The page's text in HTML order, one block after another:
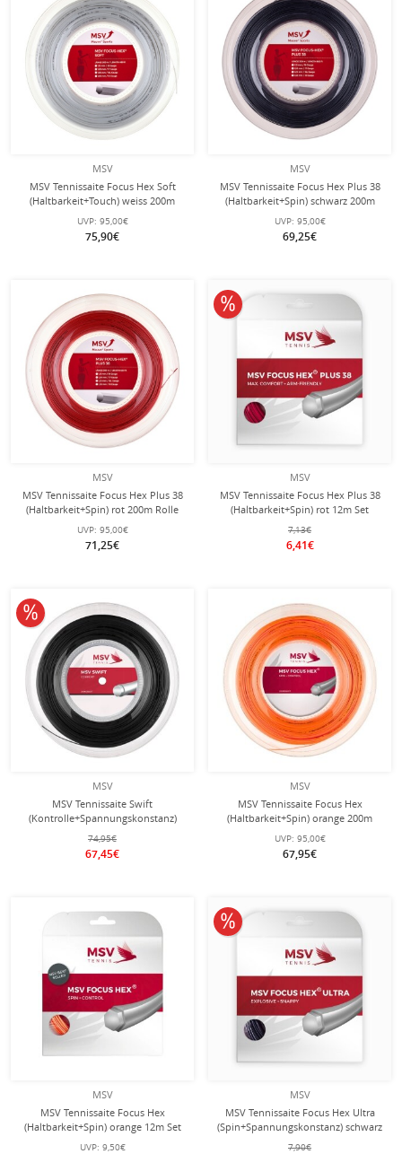
MSV
MSV Tennissaite Focus Hex Soft
(Haltbarkeit+Touch) weiss 200m
Rolle
UVP: 95,00€
75,90€
MSV
MSV Tennissaite Focus Hex Plus 38
(Haltbarkeit+Spin) schwarz 200m
Rolle
UVP: 95,00€
69,25€
MSV
MSV Tennissaite Focus Hex Plus 38
(Haltbarkeit+Spin) rot 200m Rolle
UVP: 95,00€
71,25€
MSV
MSV Tennissaite Focus Hex Plus 38
(Haltbarkeit+Spin) rot 12m Set
7,13€
6,41€
10% reduziert
MSV
MSV Tennissaite Swift
(Kontrolle+Spannungskonstanz)
schwarz 200m Rolle
74,95€
67,45€
10% reduziert
MSV
MSV Tennissaite Focus Hex
(Haltbarkeit+Spin) orange 200m
Rolle
UVP: 95,00€
67,95€
MSV
MSV Tennissaite Focus Hex
(Haltbarkeit+Spin) orange 12m Set
UVP: 9,50€
MSV
MSV Tennissaite Focus Hex Ultra
(Spin+Spannungskonstanz) schwarz
12m Set
7,90€
10% reduziert